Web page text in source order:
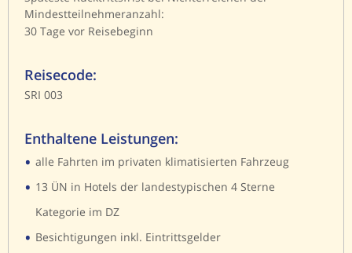
Mindestteilnehmeranzahl:
30 Tage vor Reisebeginn
Reisecode:
SRI 003
Enthaltene Leistungen:
• alle Fahrten im privaten klimatisierten Fahrzeug
• 13 ÜN in Hotels der landestypischen 4 Sterne
Kategorie im DZ
• Besichtigungen inkl. Eintrittsgelder